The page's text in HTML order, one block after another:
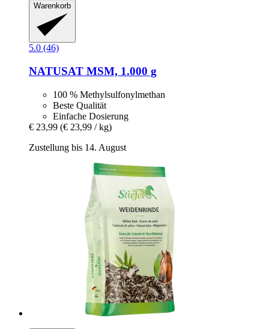
Warenkorb
5.0 (46)
NATUSAT MSM, 1.000 g
100 % Methylsulfonylmethan
Beste Qualität
Einfache Dosierung
€ 23,99 (€ 23,99 / kg)
Zustellung bis 14. August